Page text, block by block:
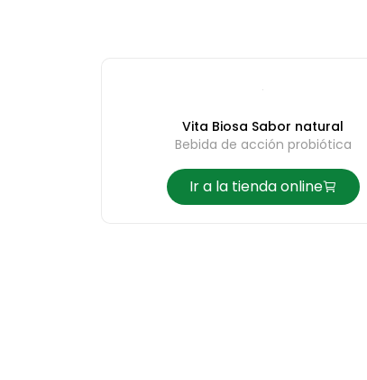
Vita Biosa Sabor natural
Bebida de acción probiótica
Ir a la tienda online